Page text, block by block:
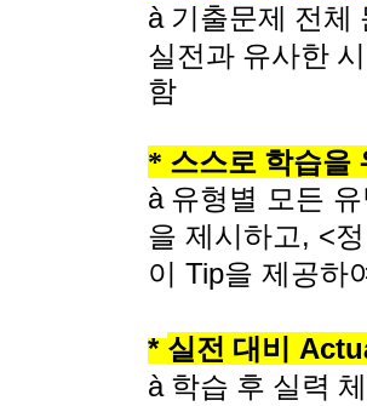
à 기출문제 전체
실전과 유사한
함
* 스스로 학습을
à 유형별 모든
을 제시하고, <
이
Tip을 제공하
*실전 대비
à 학습 후 실력